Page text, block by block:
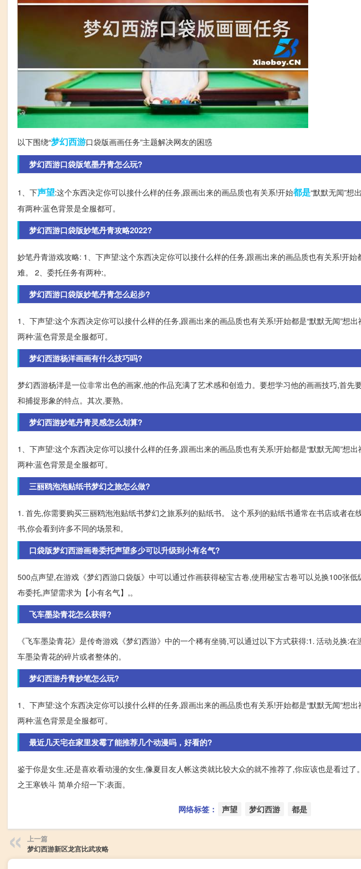
以下围绕“梦幻西游口袋版画画任务”主题解决网友的困惑
梦幻西游口袋版笔墨丹青怎么玩?
1、下声望:这个东西决定你可以接什么样的任务,跟画出来的画品质也有关系!开始都是“默默无闻”想
有两种:蓝色背景是全服都可。
梦幻西游口袋版妙笔丹青攻略2022?
妙笔丹青游戏攻略: 1、下声望:这个东西决定你可以接什么样的任务,跟画出来的画品质也有关系!开始
难。 2、委托任务有两种:。
梦幻西游口袋版妙笔丹青怎么起步?
1、下声望:这个东西决定你可以接什么样的任务,跟画出来的画品质也有关系!开始都是“默默无闻”想
两种:蓝色背景是全服都可。
梦幻西游杨洋画画有什么技巧吗?
梦幻西游杨洋是一位非常出色的画家,他的作品充满了艺术感和创造力。要想学习他的画画技巧,首先
和捕捉形象的特点。其次,要熟。
梦幻西游妙笔丹青灵感怎么划算?
1、下声望:这个东西决定你可以接什么样的任务,跟画出来的画品质也有关系!开始都是“默默无闻”想
两种:蓝色背景是全服都可。
三丽鸥泡泡贴纸书梦幻之旅怎么做?
1. 首先,你需要购买三丽鸥泡泡贴纸书梦幻之旅系列的贴纸书。 这个系列的贴纸书通常在书店或者在
书,你会看到许多不同的场景和。
口袋版梦幻西游画卷委托声望多少可以升级到小有名气?
500点声望,在游戏《梦幻西游口袋版》中可以通过作画获得秘宝古卷,使用秘宝古卷可以兑换100张
布委托,声望需求为【小有名气】,。
飞车墨染青花怎么获得?
《飞车墨染青花》是传奇游戏《梦幻西游》中的一个稀有坐骑,可以通过以下方式获得:1. 活动兑换:
车墨染青花的碎片或者整体的。
梦幻西游丹青妙笔怎么玩?
1、下声望:这个东西决定你可以接什么样的任务,跟画出来的画品质也有关系!开始都是“默默无闻”想
两种:蓝色背景是全服都可。
最近几天宅在家里发霉了能推荐几个动漫吗，好看的?
鉴于你是女生,还是喜欢看动漫的女生,像夏目友人帐这类就比较大众的就不推荐了,你应该也是看过了
之王寒铁斗 简单介绍一下:表面。
网络标签： 声望 梦幻西游 都是
上一篇
梦幻西游新区龙宫比武攻略